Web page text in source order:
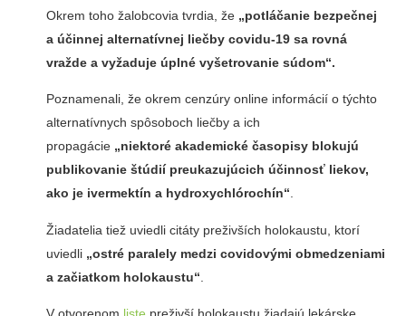
Okrem toho žalobcovia tvrdia, že „potláčanie bezpečnej
a účinnej alternatívnej liečby covidu-19 sa rovná
vražde a vyžaduje úplné vyšetrovanie súdom“.
Poznamenali, že okrem cenzúry online informácií o týchto
alternatívnych spôsoboch liečby a ich
propagácie „niektoré akademické časopisy blokujú
publikovanie štúdií preukazujúcich účinnosť liekov,
ako je ivermektín a hydroxychlórochín“
Žiadatelia tiež uviedli citáty preživších holokaustu, ktorí
uviedli „ostré paralely medzi covidovými obmedzeniami
a začiatkom holokaustu“